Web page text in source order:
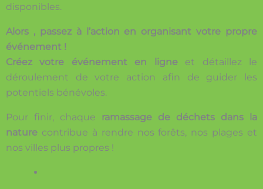
disponibles.
Alors , passez à l’action en organisant votre propre
événement !
Créez votre événement en ligneet détaillez le
déroulement de votre action afin de guider les
potentiels bénévoles.
Pour finir, chaque ramassage de déchets dans la
nature contribue à rendre nos forêts, nos plages et
nos villes plus propres !